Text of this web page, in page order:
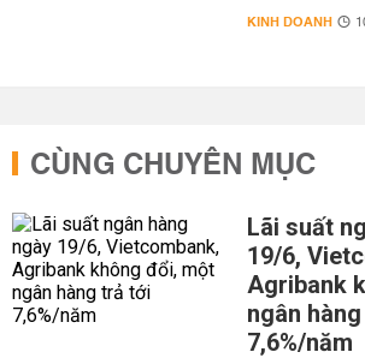
KINH DOANH
CÙNG CHUYÊN MỤC
Lãi suất
19/6,
Agribank
ngân
7,6%/năm